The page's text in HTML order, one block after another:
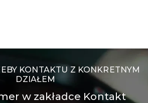
KONTAKTU Z KONKRETNYM
DZIAŁEM
w zakładce Kontakt